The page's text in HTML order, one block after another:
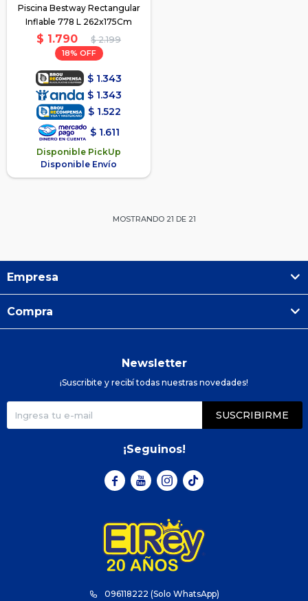
Piscina Bestway Rectangular
Inflable 778 L 262x175Cm
$ 1.790 $ 2.199
18
$ 1.343
$ 1.343
$ 1.522
$ 1.611
Disponible PickUp
Disponible Envío
MOSTRANDO 21 DE 21
096118222 (Solo WhatsApp)
Empresa
Compra
Newsletter
¡Suscribite y recibí todas nuestras novedades!
SUSCRIBIRME
¡Seguinos!
  